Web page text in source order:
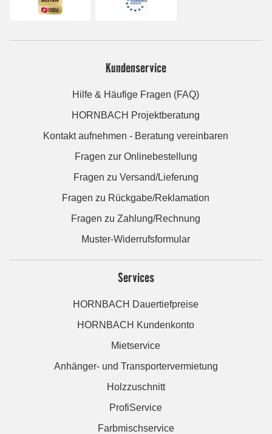
Kundenservice
Hilfe & Häufige Fragen (FAQ)
HORNBACH Projektberatung
Kontakt aufnehmen - Beratung vereinbaren
Fragen zur Onlinebestellung
Fragen zu Versand/Lieferung
Fragen zu Rückgabe/Reklamation
Fragen zu Zahlung/Rechnung
Muster-Widerrufsformular
Services
HORNBACH Dauertiefpreise
HORNBACH Kundenkonto
Mietservice
Anhänger- und Transportervermietung
Holzzuschnitt
ProfiService
Farbmischservice